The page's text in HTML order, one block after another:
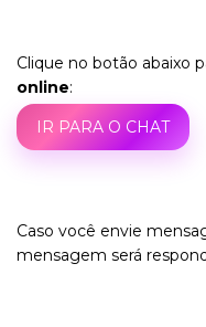
Clique no botão abaixo
online:
IR PARA O CHAT
Caso você envie
mensagem será